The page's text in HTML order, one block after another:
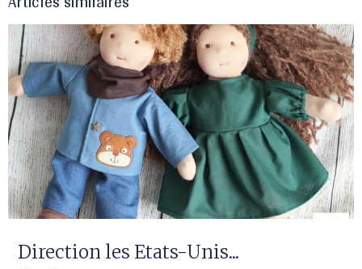
Direction les Etats-Unis...